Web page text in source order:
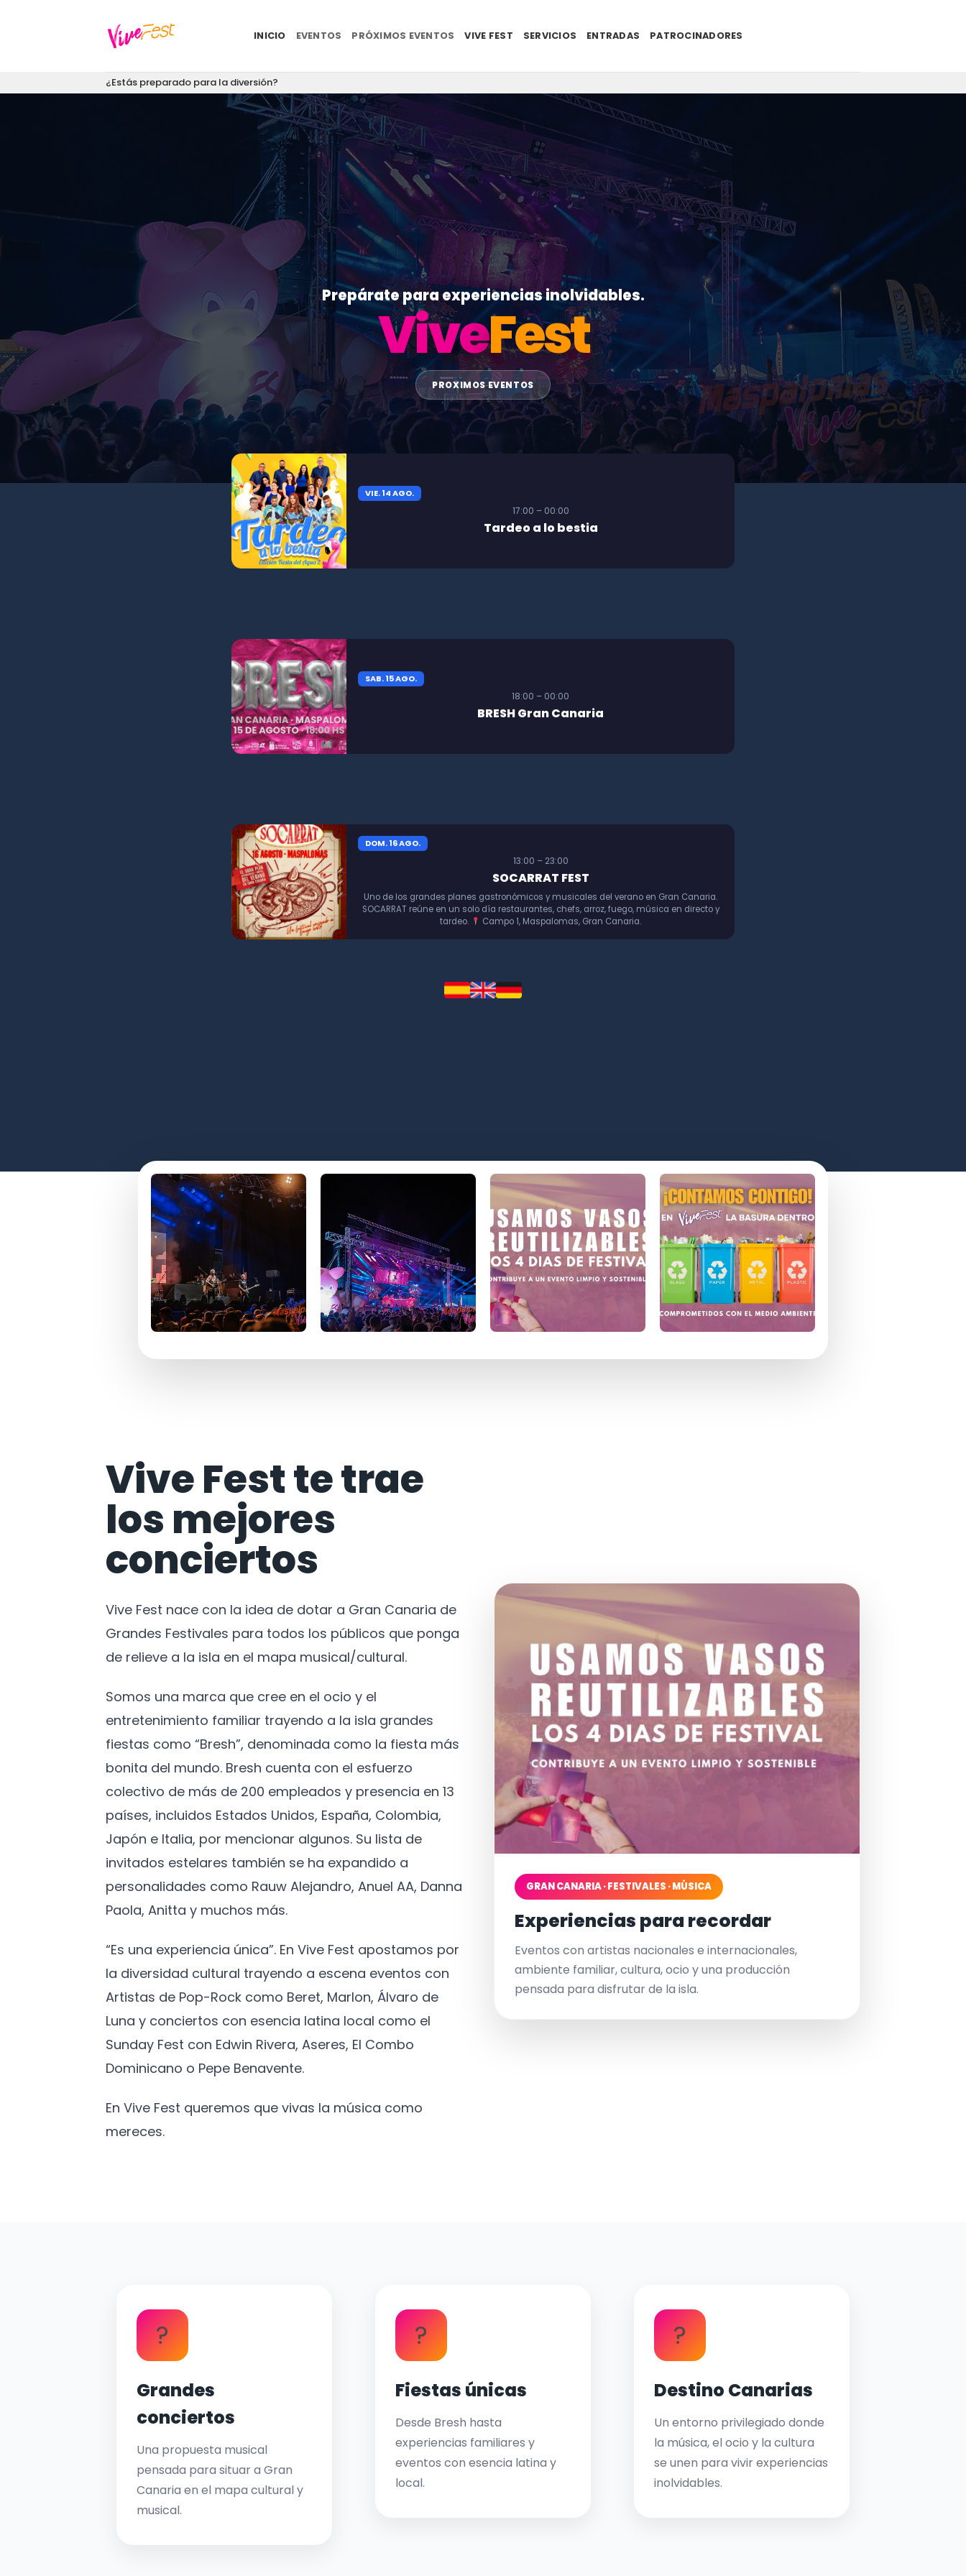
INICIO EVENTOS PRÓXIMOS EVENTOS VIVE FEST SERVICIOS ENTRADAS PATROCINADORES
¿Estás preparado para la diversión?
Prepárate para experiencias inolvidables.
ViveFest
PROXIMOS EVENTOS
VIE. 14 AGO.
17:00 – 00:00
Tardeo a lo bestia
SAB. 15 AGO.
18:00 – 00:00
BRESH Gran Canaria
DOM. 16 AGO.
13:00 – 23:00
SOCARRAT FEST
Uno de los grandes planes gastronómicos y musicales del verano en Gran Canaria.
SOCARRAT reúne en un solo día restaurantes, chefs, arroz, fuego, música en directo y
tardeo.
Campo 1, Maspalomas, Gran Canaria.
Vive Fest te trae
los mejores
conciertos
Vive Fest nace con la idea de dotar a Gran Canaria de
Grandes Festivales para todos los públicos que ponga
de relieve a la isla en el mapa musical/cultural.
Somos una marca que cree en el ocio y el
entretenimiento familiar trayendo a la isla grandes
fiestas como “Bresh”, denominada como la fiesta más
bonita del mundo. Bresh cuenta con el esfuerzo
colectivo de más de 200 empleados y presencia en 13
países, incluidos Estados Unidos, España, Colombia,
Japón e Italia, por mencionar algunos. Su lista de
invitados estelares también se ha expandido a
personalidades como Rauw Alejandro, Anuel AA, Danna
Paola, Anitta y muchos más.
“Es una experiencia única”. En Vive Fest apostamos por
la diversidad cultural trayendo a escena eventos con
Artistas de Pop-Rock como Beret, Marlon, Álvaro de
Luna y conciertos con esencia latina local como el
Sunday Fest con Edwin Rivera, Aseres, El Combo
Dominicano o Pepe Benavente.
En Vive Fest queremos que vivas la música como
mereces.
GRAN CANARIA · FESTIVALES · MÚSICA
Experiencias para recordar
Eventos con artistas nacionales e internacionales,
ambiente familiar, cultura, ocio y una producción
pensada para disfrutar de la isla.
?
Grandes
conciertos
Una propuesta musical
pensada para situar a Gran
Canaria en el mapa cultural y
musical.
?
Fiestas únicas
Desde Bresh hasta
experiencias familiares y
eventos con esencia latina y
local.
?
Destino Canarias
Un entorno privilegiado donde
la música, el ocio y la cultura
se unen para vivir experiencias
inolvidables.